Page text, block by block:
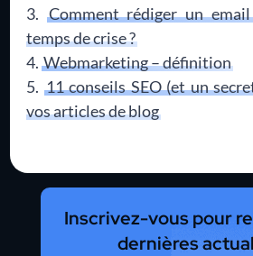
Comment rédiger un
temps de crise ?
Webmarketing – définition
11 conseils SEO (et un
vos articles de blog
Inscrivez-vous pour
dernières